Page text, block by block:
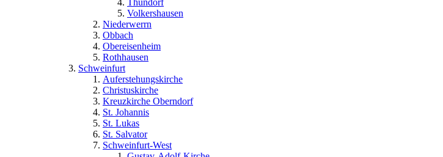
Volkershausen
Niederwerrn
Obbach
Obereisenheim
Rothhausen
Schweinfurt
Auferstehungskirche
Christuskirche
Kreuzkirche Oberndorf
St. Johannis
St. Lukas
St. Salvator
Schweinfurt-West